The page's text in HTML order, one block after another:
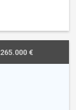
265.000 €